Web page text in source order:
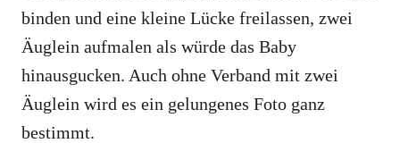
binden und eine kleine Lücke freilassen, zwei
Äuglein aufmalen als würde das Baby
hinausgucken. Auch ohne Verband mit zwei
Äuglein wird es ein gelungenes Foto ganz
bestimmt.